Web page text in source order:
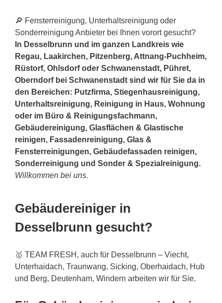
🔎 Fensterreinigung, Unterhaltsreinigung oder
Sonderreinigung Anbieter bei Ihnen vorort gesucht?
In Desselbrunn und im ganzen Landkreis wie
Regau, Laakirchen, Pitzenberg, Attnang-Puchheim,
Rüstorf, Ohlsdorf oder Schwanenstadt, Pühret,
Oberndorf bei Schwanenstadt sind wir für Sie da in
den Bereichen: Putzfirma, Stiegenhausreinigung,
Unterhaltsreinigung, Reinigung in Haus, Wohnung
oder im Büro & Reinigungsfachmann,
Gebäudereinigung, Glasflächen & Glastische
reinigen, Fassadenreinigung, Glas &
Fensterreinigungen, Gebäudefassaden reinigen,
Sonderreinigung und Sonder & Spezialreinigung.
Willkommen bei uns.
Gebäudereiniger in
Desselbrunn gesucht?
🥇 TEAM FRESH, auch für Desselbrunn – Viecht,
Unterhaidach, Traunwang, Sicking, Oberhaidach, Hub
und Berg, Deutenham, Windern arbeiten wir für Sie.